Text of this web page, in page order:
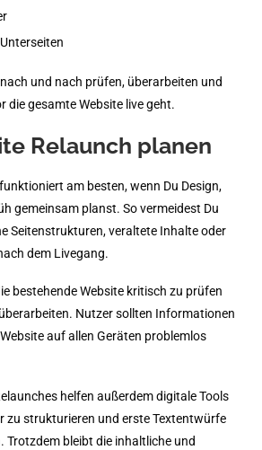
und nach prüfen, überarbeiten und
die gesamte Website live geht.
Relaunch planen
am besten, wenn Du Design,
gemeinsam planst. So vermeidest Du
Seitenstrukturen, veraltete Inhalte oder
dem Livegang.
bestehende Website kritisch zu prüfen
Nutzer sollten Informationen
auf allen Geräten problemlos
helfen außerdem digitale Tools
zu strukturieren und erste Textentwürfe
Trotzdem bleibt die inhaltliche und